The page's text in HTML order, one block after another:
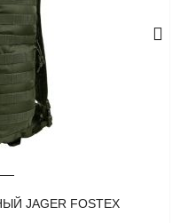
JAGER FOSTEX